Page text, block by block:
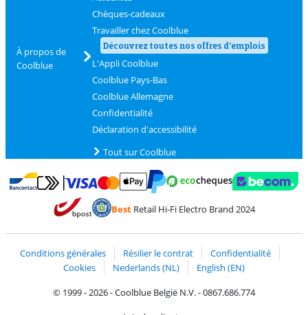
À propos de
Coolblue
Chèques-cadeaux
Travailler chez Coolblue
Découvrez toutes nos offres d'emplois
L'Appli Coolblue
Coolblue Pays-Bas
Coolblue Allemagne
Confidentialité
Déclaration d'accessibilité
Tout sur Coolblue
Payer avec Bancontact
Payer avec MasterCard et Visa via ClickToPay
Payer avec PayPal
BestRetail Hi-Fi Electro Brand 2024
Conditions générales Résilier le contrat
Confidentialité
Cookies
Nederlands (NL)
English (EN)
© 1999 - 2026 - Coolblue België N.V. - 0867.686.774